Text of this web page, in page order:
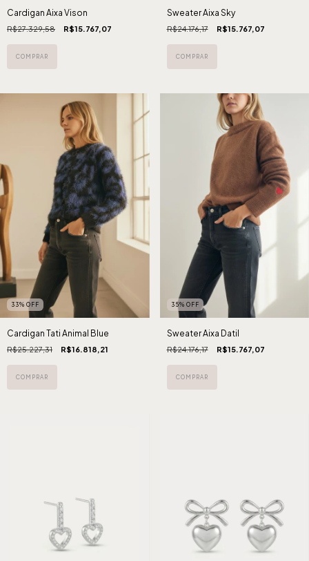
Cardigan Aixa Vison
R$27.329,58 R$15.767,07
COMPRAR
Sweater Aixa Sky
R$24.176,17 R$15.767,07
COMPRAR
33% OFF
Cardigan Tati Animal Blue
R$25.227,31 R$16.818,21
COMPRAR
35% OFF
Sweater Aixa Datil
R$24.176,17 R$15.767,07
COMPRAR